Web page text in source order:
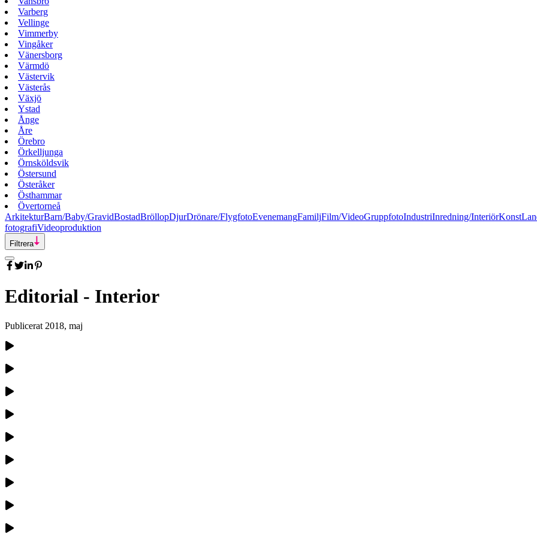
Varberg
Vellinge
Vimmerby
Vingåker
Vänersborg
Värmdö
Västervik
Västerås
Växjö
Ystad
Ånge
Åre
Örebro
Örkelljunga
Örnsköldsvik
Östersund
Österåker
Östhammar
Övertorneå
ArkitekturBarn/Baby/GravidBostadBröllopDjurDrönare/FlygfotoEvenemangFamiljFilm/VideoGruppfotoIndustriInredning/InteriörKonst
fotografiVideoproduktion
Filtrera
Editorial - Interior
Publicerat 2018, maj